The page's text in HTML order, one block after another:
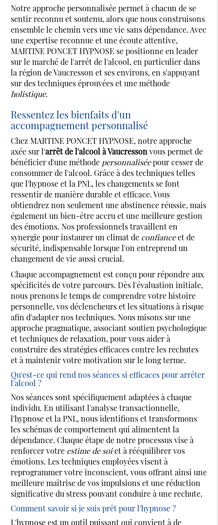
Notre approche personnalisée permet à chacun de se
sentir reconnu et soutenu, alors que nous construisons
ensemble le chemin vers une vie sans dépendance. Avec
une expertise reconnue et une écoute attentive,
MARTINE PONCET HYPNOSE se positionne en leader
sur le marché de l'arrêt de l'alcool, en particulier dans
la région de Vaucresson et ses environs, en s'appuyant
sur des techniques éprouvées et une méthode
holistique.
Ressentez les bienfaits d'un
accompagnement personnalisé
Chez MARTINE PONCET HYPNOSE, notre approche
axée sur l'arrêt de l'alcool à Vaucresson vous permet de
bénéficier d'une méthode personnaliséepour cesser de
consommer de l'alcool. Grâce à des techniques telles
que l'hypnose et la PNL, les changements se font
ressentir de manière durable et efficace. Vous
obtiendrez non seulement une abstinence réussie, mais
également un bien-être accru et une meilleure gestion
des émotions. Nos professionnels travaillent en
synergie pour instaurer un climat de confianceet de
sécurité, indispensable lorsque l'on entreprend un
changement de vie aussi crucial.
Chaque accompagnement est conçu pour répondre aux
spécificités de votre parcours. Dès l'évaluation initiale,
nous prenons le temps de comprendre votre histoire
personnelle, vos déclencheurs et les situations à risque
afin d'adapter nos techniques. Nous misons sur une
approche pragmatique, associant soutien psychologique
et techniques de relaxation, pour vous aider à
construire des stratégies efficaces contre les rechutes
et à maintenir votre motivation sur le long terme.
Qu'est-ce qui rend nos séances si efficaces pour arrêter
l'alcool ?
Nos séances sont spécifiquement adaptées à chaque
individu. En utilisant l'analyse transactionnelle,
l'hypnose et la PNL, nous identifions et transformons
les schémas de comportement qui alimentent la
dépendance. Chaque étape de notre processus vise à
renforcer votre estime de soiet à rééquilibrer vos
émotions. Les techniques employées visent à
reprogrammer votre inconscient, vous offrant ainsi une
meilleure maîtrise de vos impulsions et une réduction
significative du stress pouvant conduire à une rechute.
Comment savoir si je suis prêt pour l'hypnose ?
L'hypnose est un outil puissant qui convient à de